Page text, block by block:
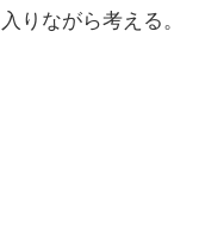
りながら考える。